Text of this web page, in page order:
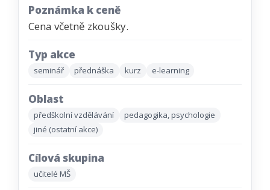
Poznámka k ceně
Cena včetně zkoušky.
Typ akce
seminář přednáška kurz e-learning
Oblast
předškolní vzdělávání
pedagogika, psychologie
jiné (ostatní akce)
Cílová skupina
učitelé MŠ